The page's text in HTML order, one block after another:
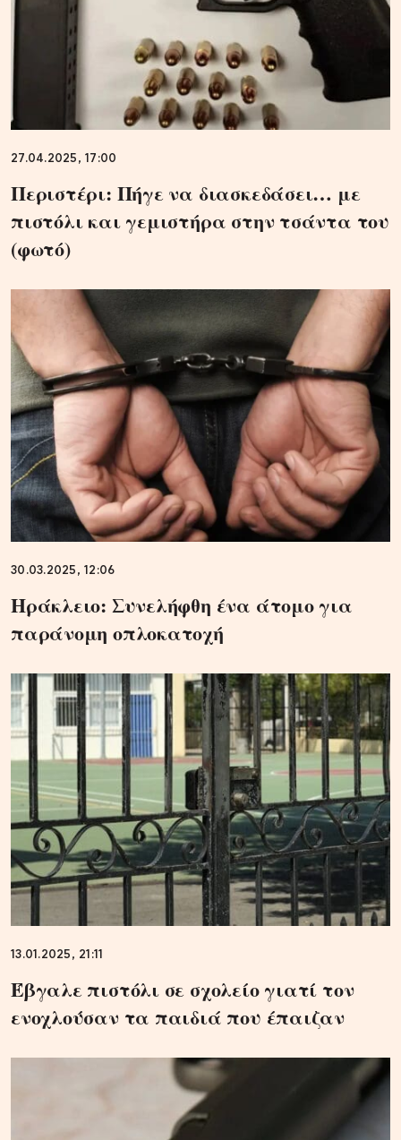
27.04.2025, 17:00
Περιστέρι: Πήγε να διασκεδάσει… με
πιστόλι και γεμιστήρα στην τσάντα του
(φωτό)
30.03.2025, 12:06
Ηράκλειο: Συνελήφθη ένα άτομο για
παράνομη οπλοκατοχή
13.01.2025, 21:11
Έβγαλε πιστόλι σε σχολείο γιατί τον
ενοχλούσαν τα παιδιά που έπαιζαν